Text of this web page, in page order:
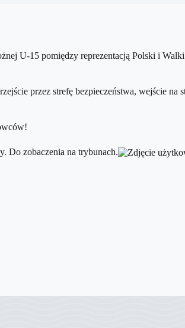
U-15 pomiędzy reprezentacją Polski i
przez strefę bezpieczeństwa, wejście
Do zobaczenia na trybunach.